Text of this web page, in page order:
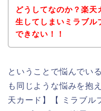
どうしてなのか？楽天
生してしまいミラブル
できない！！
ということで悩んでい
も同じような悩みを抱
天カード】【 ミラブ